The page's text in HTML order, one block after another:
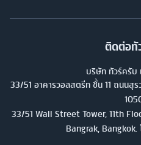
ติดต่อทั
บริษัท ทัวร์ครับ
33/51 อาคารวอลสตรีท ชั้น 11 ถนนสุ
33/51 Wall Street Tower, 11th
Bangrak, Bangkok.